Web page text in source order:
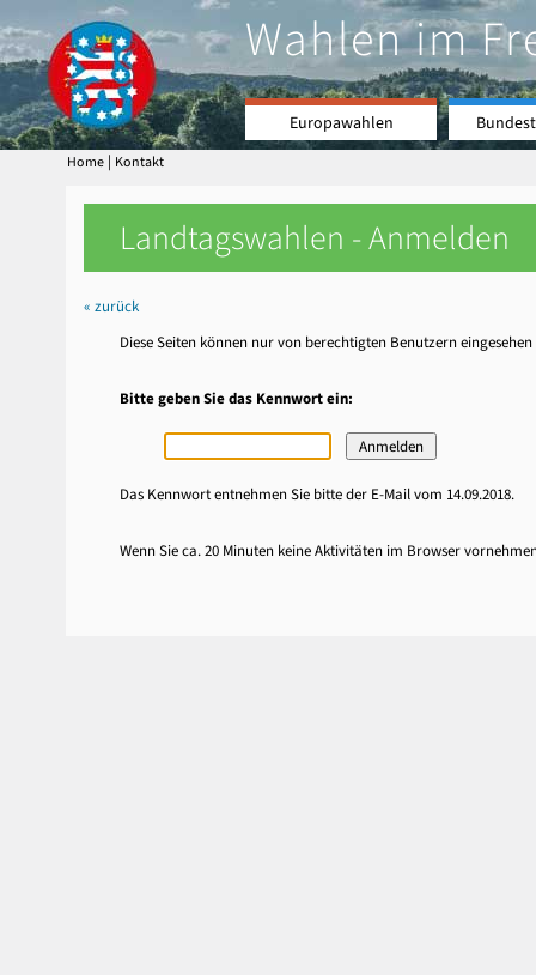
Wahlen im
Europawahlen
Home | Kontakt
Landtagswahlen - Anmelden
« zurück
Diese Seiten können nur von berechtigten Benutzern
Bitte geben Sie das Kennwort ein:
Das Kennwort entnehmen Sie bitte der E-Mail vom 14.09.2018.
Wenn Sie ca. 20 Minuten keine Aktivitäten im Browser